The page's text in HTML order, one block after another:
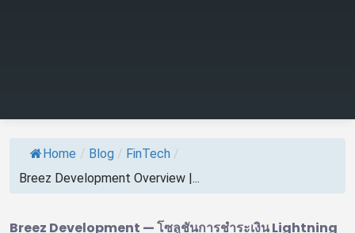
Home / Blog / FinTech /
Breez Development Overview |...
Breez Development — โซลูชันการชำระเงิน Lightning